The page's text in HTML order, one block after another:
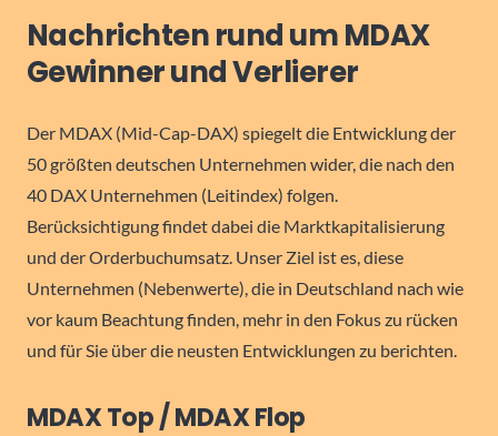
Nachrichten rund um MDAX
Gewinner und Verlierer
Der MDAX (Mid-Cap-DAX) spiegelt die Entwicklung der
50 größten deutschen Unternehmen wider, die nach den
40 DAX Unternehmen (Leitindex) folgen.
Berücksichtigung findet dabei die Marktkapitalisierung
und der Orderbuchumsatz. Unser Ziel ist es, diese
Unternehmen (Nebenwerte), die in Deutschland nach wie
vor kaum Beachtung finden, mehr in den Fokus zu rücken
und für Sie über die neusten Entwicklungen zu berichten.
MDAX Top / MDAX Flop